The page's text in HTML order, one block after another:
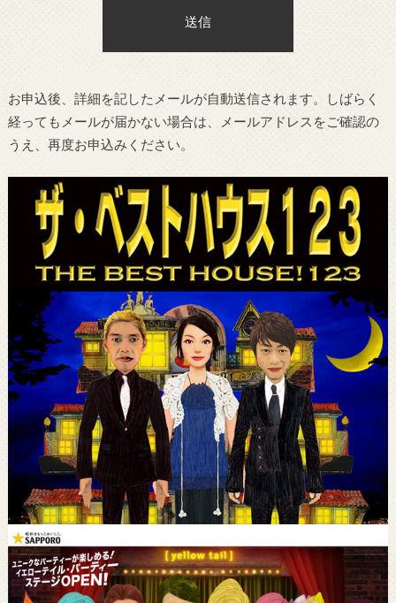
お申込後、詳細を記したメールが自動送信されます。しばらく
経ってもメールが届かない場合は、メールアドレスをご確認の
うえ、再度お申込みください。